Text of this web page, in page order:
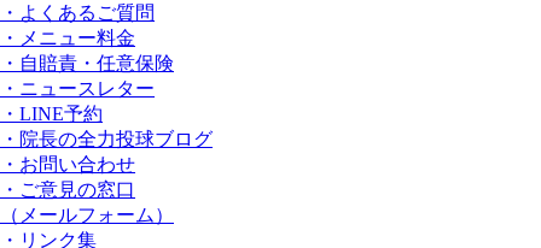
・よくあるご質問
・メニュー料金
・⾃賠責・任意保険
・ニュースレター
・LINE予約
・院長の全⼒投球ブログ
・お問い合わせ
・ご意見の窓⼝
（メールフォーム）
・リンク集